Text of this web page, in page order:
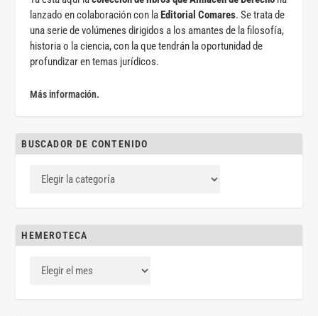
lanzado en colaboración con laEditorial Comares. Se trata de
una serie de volúmenes dirigidos a los amantes de la filosofía,
historia o la ciencia, con la que tendrán la oportunidad de
profundizar en temas jurídicos.
Más información.
BUSCADOR DE CONTENIDO
HEMEROTECA